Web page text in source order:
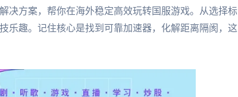
决方案，帮你在海外稳定高效玩转国服游戏。从选择标
乐趣。记住核心是找到可靠加速器，化解距离隔阂，这